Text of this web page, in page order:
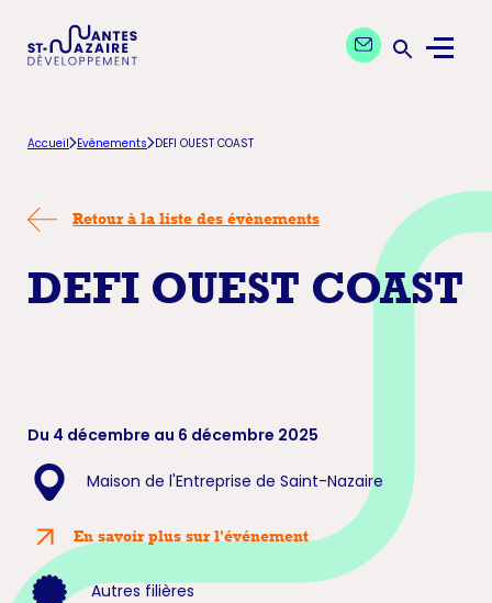
contenu
Menu
Contactez nos
Accueil Evènements DEFI OUEST COAST
Retour à la liste des évènements
DEFI OUEST COAST
Du 4 décembre au 6 décembre 2025
Maison de l'Entreprise de Saint-Nazaire
En savoir plus sur l'événement
Autres filières